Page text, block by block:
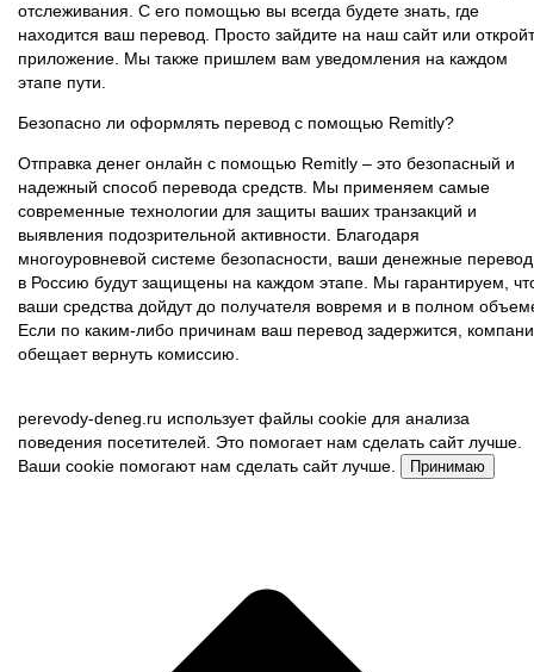
отслеживания. С его помощью вы всегда будете знать, где
находится ваш перевод. Просто зайдите на наш сайт или
приложение. Мы также пришлем вам уведомления на каждом
этапе пути.
Безопасно ли оформлять перевод с помощью Remitly?
Отправка денег онлайн с помощью Remitly – это безопасный и
надежный способ перевода средств. Мы применяем самые
современные технологии для защиты ваших транзакций и
выявления подозрительной активности. Благодаря
многоуровневой системе безопасности, ваши денежные
в Россию будут защищены на каждом этапе. Мы гарантируем,
ваши средства дойдут до получателя вовремя и в полном
Если по каким-либо причинам ваш перевод задержится,
обещает вернуть комиссию.
perevody-deneg.ru использует файлы cookie для анализа
поведения посетителей. Это помогает нам сделать сайт лучше.
Ваши cookie помогают нам сделать сайт лучше.
Принимаю